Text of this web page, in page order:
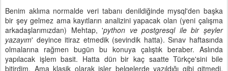
Benim aklıma normalde veri tabanı denildiğinde mysql'den başka
bir şey gelmez ama kayıtların analizini yapacak olan (yeni çalışma
arkadaşlarımızdan) Mehtap, 'python ve postgresql ile bir şeyler
yazayım' deyince itiraz etmedik (sevindik hatta). Sınav haftasında
olmalarına rağmen bugün bu konuya çalıştık beraber. Aslında
yapılacak işlem basit. Hatta dün bir kaç saatte Türkçe'sini bile
bitirdim. Ama klasik olarak işler belgelerde yazıldığı gibi gitmedi.